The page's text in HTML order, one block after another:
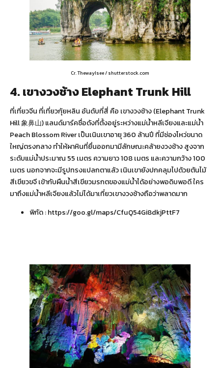
Cr. ThewayIsee / shutterstock.com
4. เขางวงช้าง Elephant Trunk Hill
ที่เที่ยวจีน ที่เที่ยวกุ้ยหลิน อันดับที่สี่ คือ เขางวงช้าง (Elephant Trunk
Hill 象鼻山) แลนด์มาร์คชื่อดังที่ตั้งอยู่ระหว่างแม่น้ำหลีเจียงและแม่น้ำ
Peach Blossom River เป็นเนินเขาอายุ 360 ล้านปี ที่มีช่องโหว่ขนาด
ใหญ่ตรงกลาง ทำให้ผาหินที่ยื่นออกมามีลักษณะคล้ายงวงช้าง สูงจาก
ระดับแม่น้ำประมาณ 55 เมตร ความยาว 108 เมตร และความกว้าง 100
เมตร นอกจากจะมีรูปทรงแปลกตาแล้ว เนินเขายังปกคลุมไปด้วยต้นไม้
สีเขียวขจี เข้ากับผืนน้ำสีเขียวมรกตของแม่น้ำได้อย่างพอดิบพอดี ใคร
มาถึงแม่น้ำหลีเจียงแล้วไม่ได้มาเที่ยวเขางวงช้างถือว่าพลาดมาก
พิกัด :https://goo.gl/maps/CfuQ54Gi8dkjPttF7